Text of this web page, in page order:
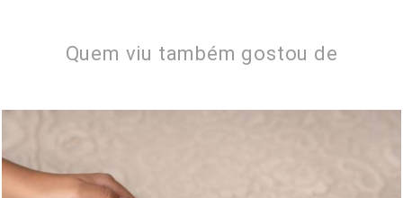
Quem viu também gostou de